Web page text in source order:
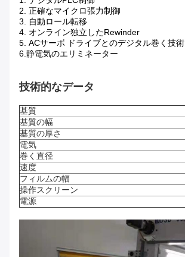
2. 正確なマイクロ張力制御
3. 自動ロール転移
4. オンライン独立したRewinder
5. ACサーボ ドライブとのデジタル巻く技術
6.静電気のエリミネーター
技術的なデータ
基質
基質の幅
基質の厚さ
電気
巻く直径
速度
フィルムの幅
操作スクリーン
電源